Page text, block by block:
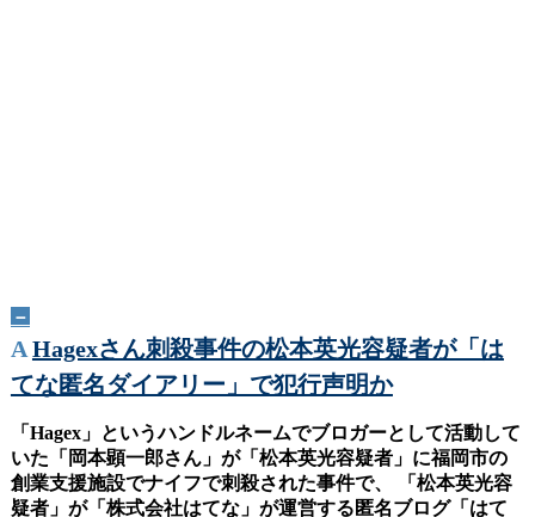
－
A Hagexさん刺殺事件の松本英光容疑者が「は
てな匿名ダイアリー」で犯行声明か
「Hagex」というハンドルネームでブロガーとして活動して
いた「岡本顕一郎さん」が「松本英光容疑者」に福岡市の
創業支援施設でナイフで刺殺された事件で、 「松本英光容
疑者」が「株式会社はてな」が運営する匿名ブログ「はて